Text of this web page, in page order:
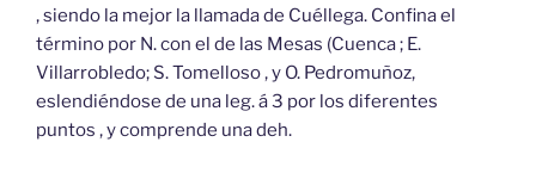
, siendo la mejor la llamada de Cuéllega. Confina el
término por N. con el de las Mesas (Cuenca ; E.
Villarrobledo; S. Tomelloso , y O. Pedromuñoz,
eslendiéndose de una leg. á 3 por los diferentes
puntos , y comprende una deh.